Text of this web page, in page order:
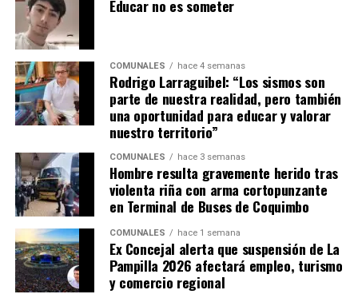
Educar no es someter
COMUNALES hace 4 semanas
Rodrigo Larraguibel: “Los sismos son
parte de nuestra realidad, pero también
una oportunidad para educar y valorar
nuestro territorio”
COMUNALES hace 3 semanas
Hombre resulta gravemente herido tras
violenta riña con arma cortopunzante
en Terminal de Buses de Coquimbo
COMUNALES hace 1 semana
Ex Concejal alerta que suspensión de La
Pampilla 2026 afectará empleo, turismo
y comercio regional